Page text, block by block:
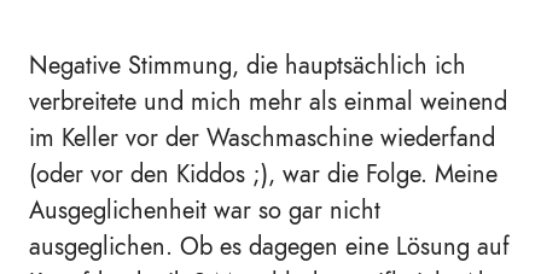
Negative Stimmung, die hauptsächlich ich
verbreitete und mich mehr als einmal weinend
im Keller vor der Waschmaschine wiederfand
(oder vor den Kiddos ;), war die Folge. Meine
Ausgeglichenheit war so gar nicht
ausgeglichen. Ob es dagegen eine Lösung auf